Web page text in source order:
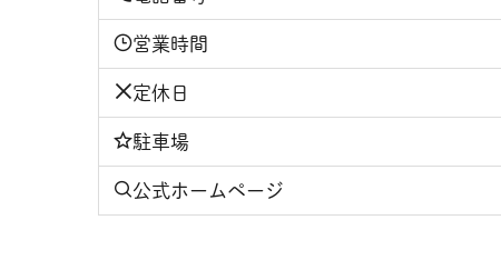
営業時間
定休日
駐車場
公式ホームページ